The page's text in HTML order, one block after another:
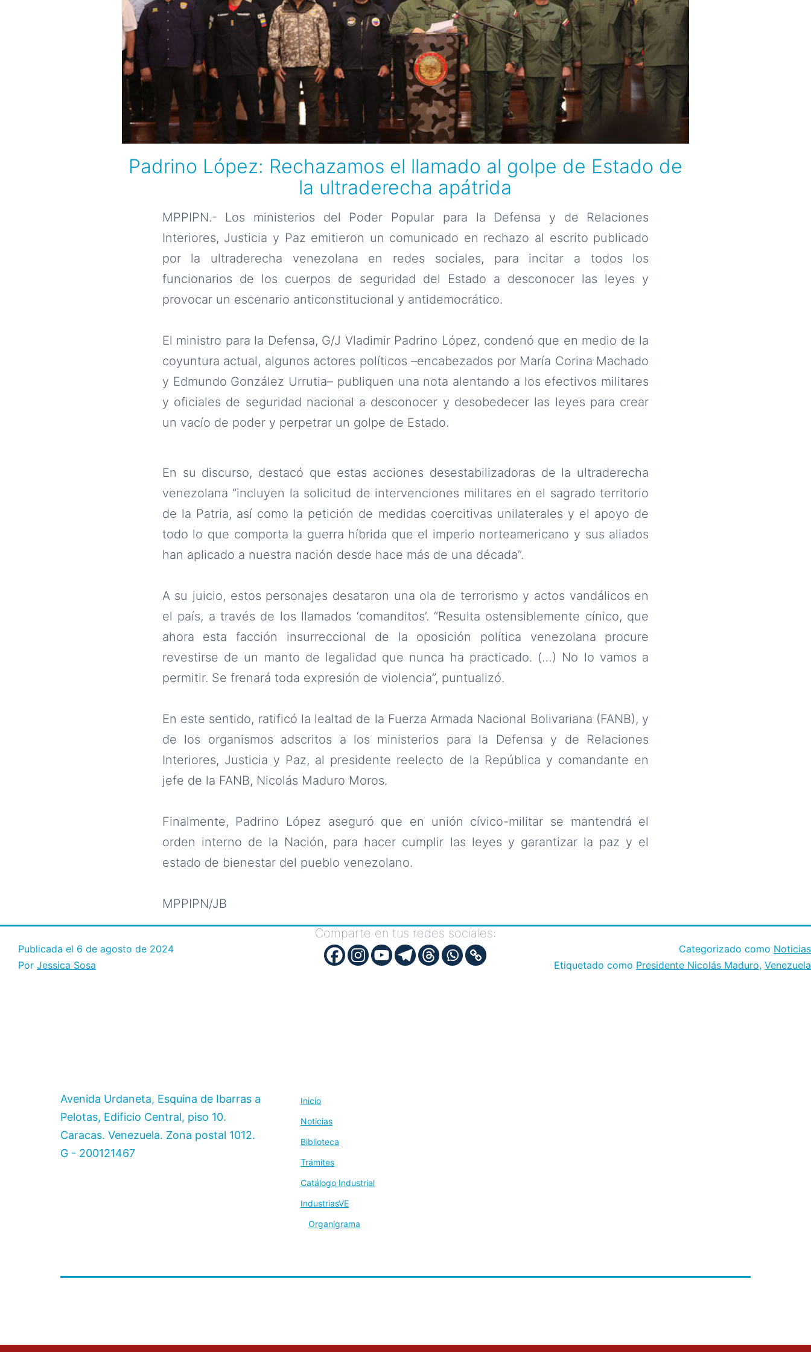
Padrino López: Rechazamos el llamado al golpe de Estado de
la ultraderecha apátrida
MPPIPN.- Los ministerios del Poder Popular para la Defensa y de Relaciones
Interiores, Justicia y Paz emitieron un comunicado en rechazo al escrito publicado
por la ultraderecha venezolana en redes sociales, para incitar a todos los
funcionarios de los cuerpos de seguridad del Estado a desconocer las leyes y
provocar un escenario anticonstitucional y antidemocrático.
El ministro para la Defensa, G/J Vladimir Padrino López, condenó que en medio de la
coyuntura actual, algunos actores políticos –encabezados por María Corina Machado
y Edmundo González Urrutia– publiquen una nota alentando a los efectivos militares
y oficiales de seguridad nacional a desconocer y desobedecer las leyes para crear
un vacío de poder y perpetrar un golpe de Estado.
En su discurso, destacó que estas acciones desestabilizadoras de la ultraderecha
venezolana “incluyen la solicitud de intervenciones militares en el sagrado territorio
de la Patria, así como la petición de medidas coercitivas unilaterales y el apoyo de
todo lo que comporta la guerra híbrida que el imperio norteamericano y sus aliados
han aplicado a nuestra nación desde hace más de una década”.
A su juicio, estos personajes desataron una ola de terrorismo y actos vandálicos en
el país, a través de los llamados ‘comanditos’. “Resulta ostensiblemente cínico, que
ahora esta facción insurreccional de la oposición política venezolana procure
revestirse de un manto de legalidad que nunca ha practicado. (…) No lo vamos a
permitir. Se frenará toda expresión de violencia”, puntualizó.
En este sentido, ratificó la lealtad de la Fuerza Armada Nacional Bolivariana (FANB), y
de los organismos adscritos a los ministerios para la Defensa y de Relaciones
Interiores, Justicia y Paz, al presidente reelecto de la República y comandante en
jefe de la FANB, Nicolás Maduro Moros.
Finalmente, Padrino López aseguró que en unión cívico-militar se mantendrá el
orden interno de la Nación, para hacer cumplir las leyes y garantizar la paz y el
estado de bienestar del pueblo venezolano.
MPPIPN/JB
Comparte en tus redes sociales:
Publicada el 6 de agosto de 2024
Por Jessica Sosa
Categorizado como Noticias
Etiquetado como Presidente Nicolás Maduro, Venezuela
Avenida Urdaneta, Esquina de Ibarras a
Pelotas, Edificio Central, piso 10.
Caracas. Venezuela. Zona postal 1012.
G - 200121467
Inicio
Noticias
Biblioteca
Trámites
Catálogo Industrial
IndustriasVE
Organigrama